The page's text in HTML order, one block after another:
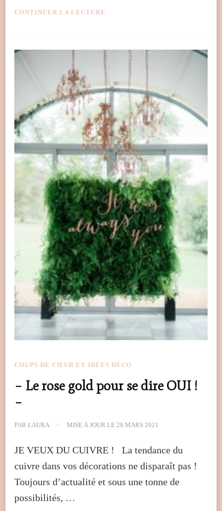
CONTINUER LA LECTURE
COUPS DE CŒUR ET IDÉES DÉCO
– Le rose gold pour se dire OUI !
–
PAR LAURA MISE À JOUR LE 29 MARS 2021
JE VEUX DU CUIVRE ! La tendance du
cuivre dans vos décorations ne disparaît pas !
Toujours d’actualité et sous une tonne de
possibilités, …